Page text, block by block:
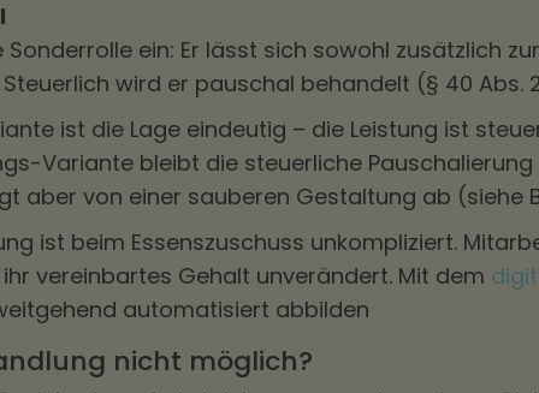
ein: Er lässt sich sowohl zusätzlich
wird er pauschal behandelt (§ 40 Abs.
ist die Lage eindeutig – die Leistung ist
Variante bleibt die steuerliche
aber von einer sauberen Gestaltung ab (siehe
ist beim Essenszuschuss unkompliziert.
vereinbartes Gehalt unverändert. Mit dem
automatisiert abbilden
nicht möglich?